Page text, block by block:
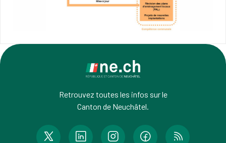
Retrouvez toutes les infos sur le
Canton de Neuchâtel.